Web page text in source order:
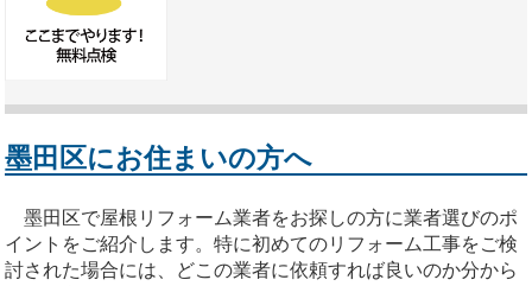
墨田区にお住まいの方へ
墨田区で屋根リフォーム業者をお探しの方に業者選びのポ
イントをご紹介します。特に初めてのリフォーム工事をご検
討された場合には、どこの業者に依頼すれば良いのか分から